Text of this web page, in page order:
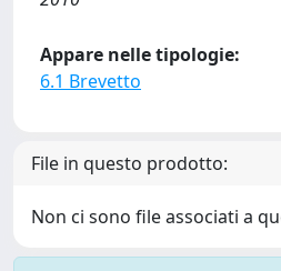
Appare nelle tipologie:
6.1 Brevetto
File in questo prodotto:
Non ci sono file associati a